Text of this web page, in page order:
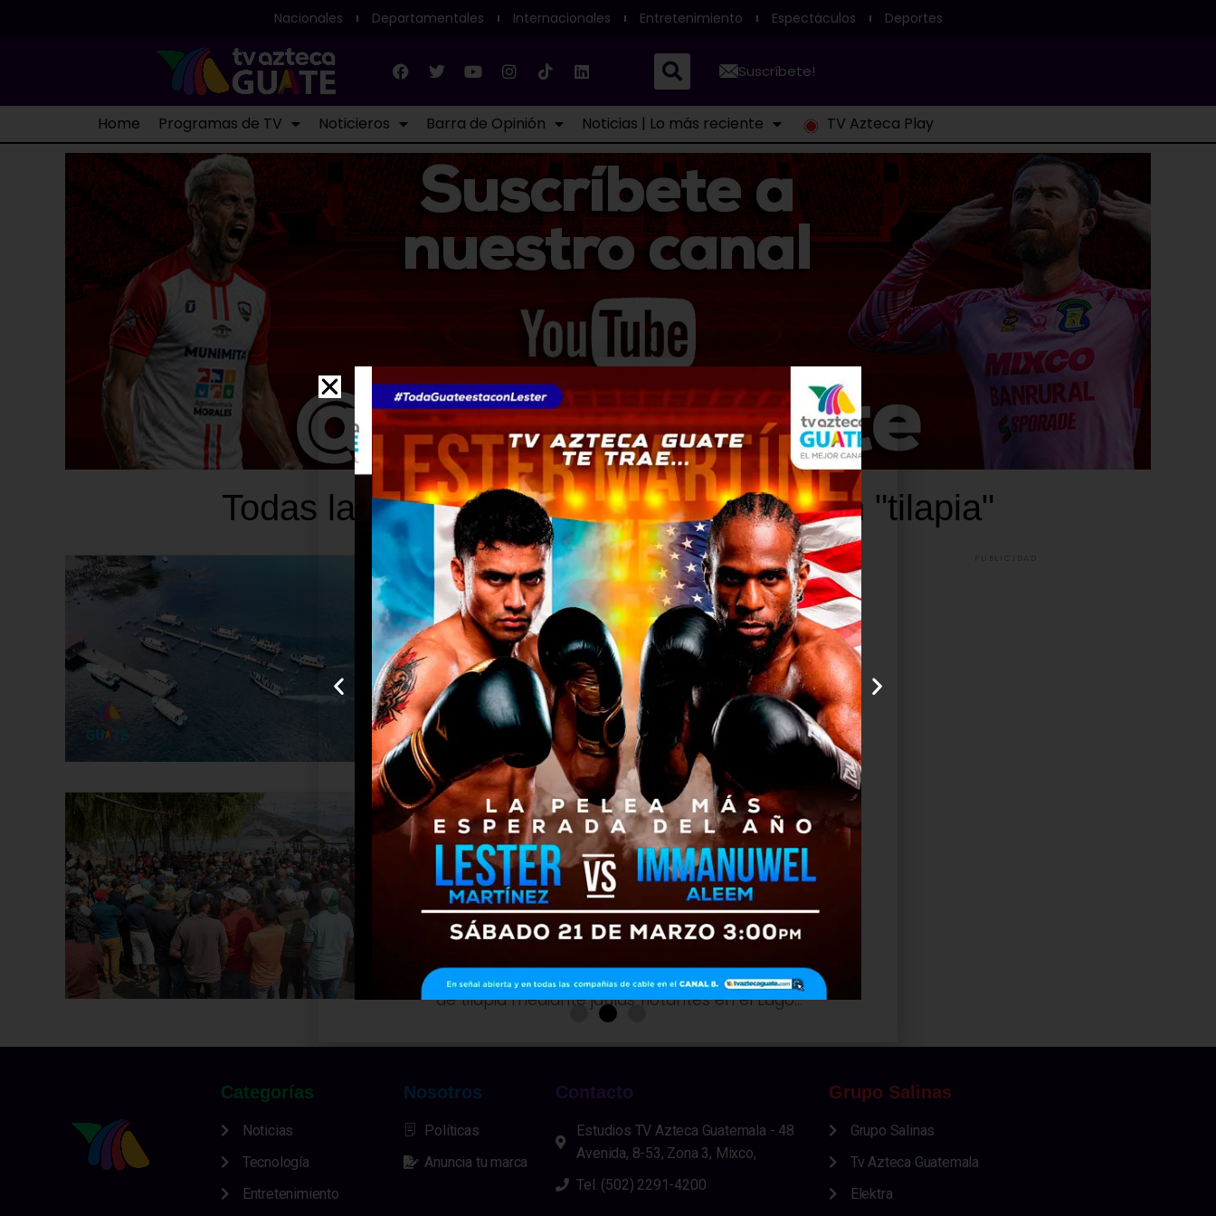
Nacionales Departamentales Internacionales Entretenimiento Espectáculos Deportes
Suscríbete!
Home Programas de TV Noticieros Barra de Opinión Noticias | Lo más reciente TV Azteca Play
Todas las publicaciones etiquetadas con "tilapia"
DEPARTAMENTALES 1 año atrás
Pobladores de Santiago
Atitlán retiran jaulas de tilapia
del lago
Pobladores de Santiago Atitlán acudieron al
Lago de Atitlán a bordo de embarcaciones
para retirar jaulas de cultivo de tilapia, como
una respuesta ante las crecientes...
NACIONALES 1 año atrás
Conap presenta denuncia por
producción ilegal de tilapia en
el Lago de Atitlán
El Consejo Nacional de Áreas Protegidas
Ministerio Público tras detectar la introducción
de tilapia mediante jaulas flotantes en el Lago...
Categorías
Noticias
Tecnología
Entretenimiento
Nosotros
Políticas
Anuncia tu marca
Contacto
Estudios TV Azteca Guatemala - 48
Avenida, 8-53, Zona 3, Mixco,
Tel. (502) 2291-4200
Grupo Salinas
Grupo Salinas
Tv Azteca Guatemala
Elektra